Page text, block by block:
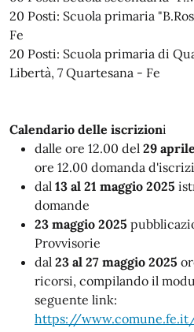
20 Posti: Scuola primaria
Fe
20 Posti: Scuola primaria di
Libertà, 7 Quartesana - Fe
Calendario delle iscrizioni
dalle ore 12.00 del 29
ore 12.00 domanda
dal 13 al 21 maggio 2025
domande
23 maggio 2025
Provvisorie
dal 23 al 27 maggio 2025
ricorsi, compilando il
seguente link:
https://